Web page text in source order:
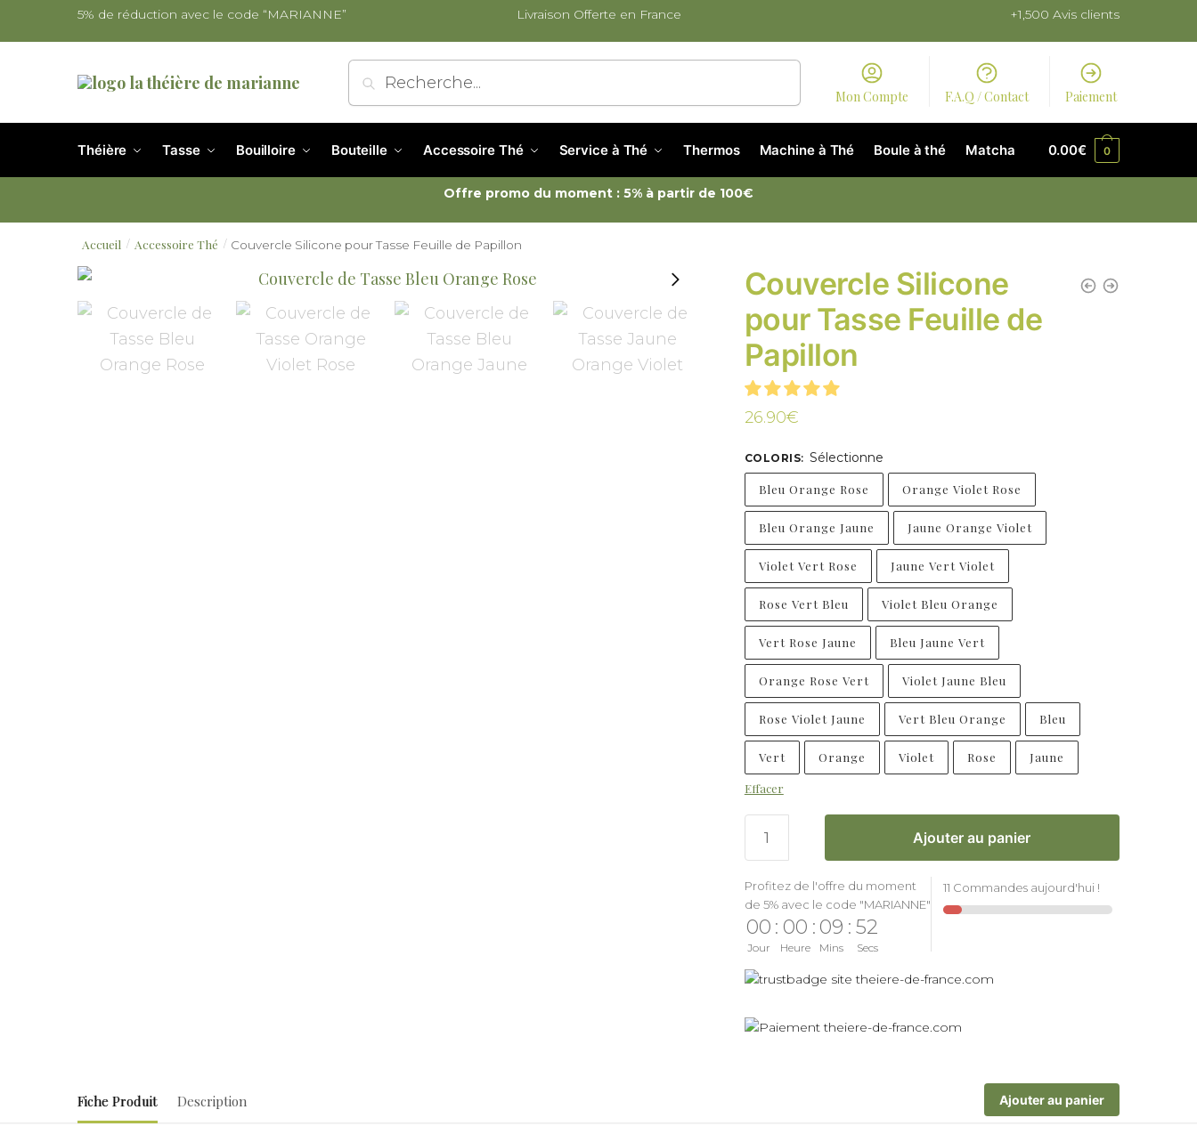
5% de réduction avec le code “MARIANNE” Livraison Offerte en France +1,500 Avis clients
Recherche
Mon Compte F.A.Q / Contact Paiement
Théière Tasse Bouilloire Bouteille Accessoire Thé Service à Thé Thermos Machine à Thé Boule à thé Matcha 0.00€ 0
Offre promo du moment : 5% à partir de 100€
Accueil / Accessoire Thé / Couvercle Silicone pour Tasse Feuille de Papillon
Couvercle Silicone
pour Tasse Feuille de
Papillon
26.90€
COLORIS: Sélectionne
Bleu Orange Rose Orange Violet Rose
Bleu Orange Jaune Jaune Orange Violet
Violet Vert Rose Jaune Vert Violet
Rose Vert Bleu Violet Bleu Orange
Vert Rose Jaune Bleu Jaune Vert
Orange Rose Vert Violet Jaune Bleu
Rose Violet Jaune Vert Bleu Orange Bleu
Vert Orange Violet Rose Jaune
Effacer
Ajouter au panier
Profitez de l'offre du moment
de 5% avec le code "MARIANNE"
00
Jour
: 00
Heure
: 09
Mins
: 52
Secs
11 Commandes aujourd'hui !
Fiche Produit Description Ajouter au panier